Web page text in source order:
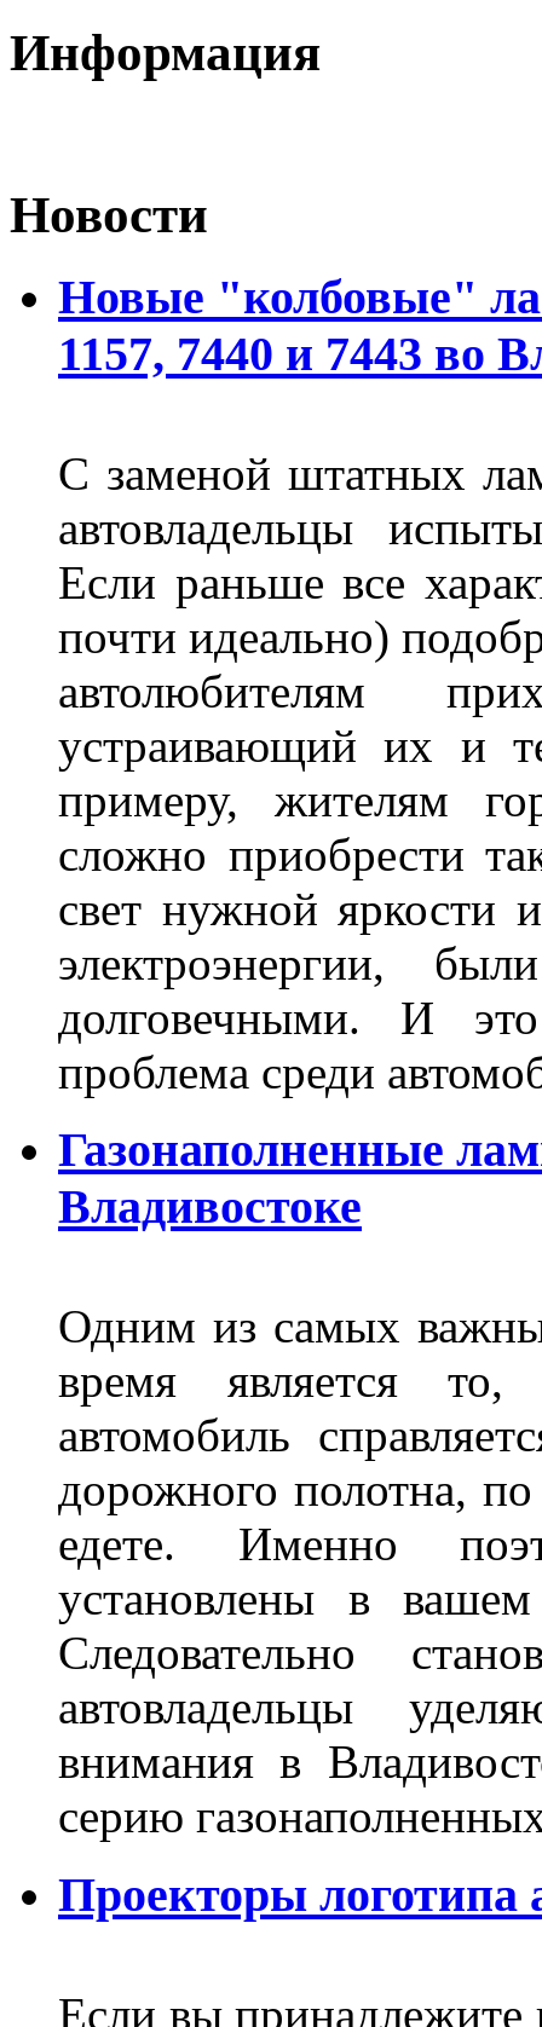
Информация
Новости
Новые "колбовые"
1157, 7440 и 7443 во
С заменой штатных
автовладельцы
Если раньше все
почти идеально)
автолюбителям
устраивающий их и
примеру, жителям
сложно приобрести
свет нужной яркости
электроэнергии,
долговечными. И
проблема среди
Газонаполненные
Владивостоке
Одним из самых
время является то,
автомобиль
дорожного полотна,
едете. Именно
установлены в
Следовательно
автовладельцы
внимания в
серию
Проекторы логотипа
Если вы принадлежите